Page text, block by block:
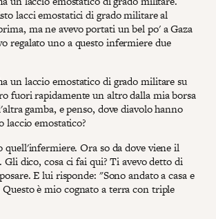
lacci emostatici di grado militare al
ma ne avevo portati un bel po' a Gaza
regalato uno a questo infermiere due
un laccio emostatico di grado militare su
fuori rapidamente un altro dalla mia borsa
gamba, e penso, dove diavolo hanno
laccio emostatico?
quell'infermiere. Ora so da dove viene il
Gli dico, cosa ci fai qui? Ti avevo detto di
E lui risponde: "Sono andato a casa e
è mio cognato a terra con triple